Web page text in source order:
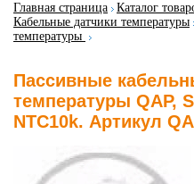
Главная страница Каталог
Кабельные датчики температуры
температуры
Пассивные
температуры QAP,
NTC10k. Артикул